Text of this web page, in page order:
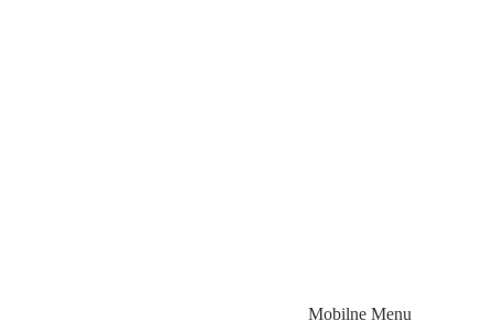
Mobilne Menu